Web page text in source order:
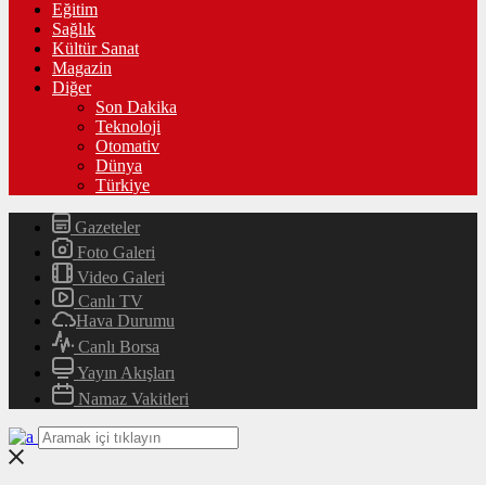
Eğitim
Sağlık
Kültür Sanat
Magazin
Diğer
Son Dakika
Teknoloji
Otomativ
Dünya
Türkiye
Gazeteler
Foto Galeri
Video Galeri
Canlı TV
Hava Durumu
Canlı Borsa
Yayın Akışları
Namaz Vakitleri